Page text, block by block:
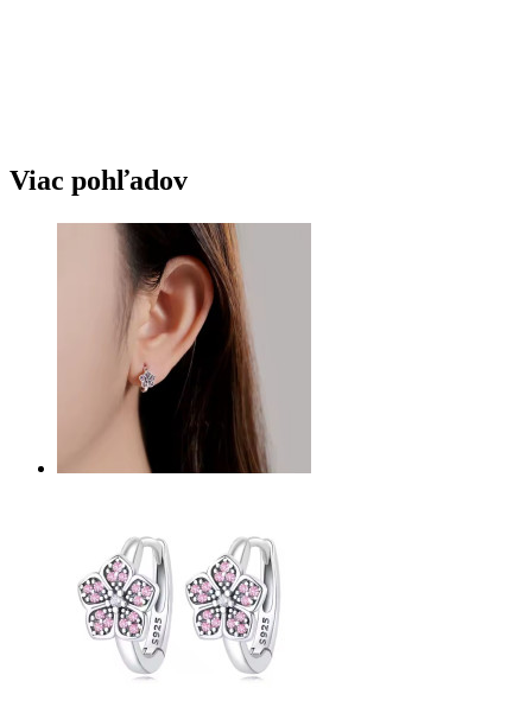
Viac pohľadov